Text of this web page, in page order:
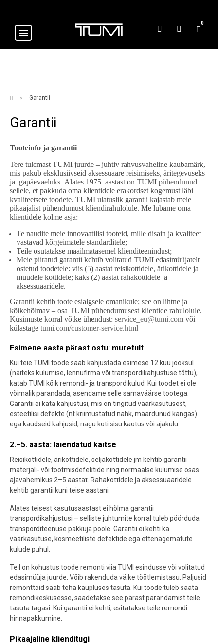
0
Garantii
Garantii
Tooteinfo ja garantii
Tere tulemast TUMI juurde – juhtiv rahvusvaheline kaubamärk,
mis pakub eksklusiivseid aksessuaare reisimiseks, äritegevuseks
ja igapäevaeluks. Alates 1975. aastast on TUMI pühendunud
sellele, et pakkuda oma klientidele erakordset kogemust läbi
kvaliteetsete toodete. TUMI ulatuslik garantii kajastab meie
pikaajalist pühendumust kliendirahulolule. Me lubame oma
klientidele kolme asja:
Te naudite meie innovaatilisi tooteid, mille disain ja kvaliteet
vastavad kõrgeimatele standarditele;
Teile osutatakse maailmatasemel klienditeenindust;
Meie piiratud garantii kehtib volitatud TUMI edasimüüjatelt
ostetud toodetele: viis (5) aastat reisikottidele, ärikottidele ja
muudele kottidele; kaks (2) aastat rahakottidele ja
aksessuaaridele.
Garantii kehtib toote esialgsele omanikule; see on lihtne ja
kõikehõlmav – osa TUMI pühendumusest klientide rahulolule.
Küsimuste korral võtke ühendust: service_eu@tumi.com või
külastage tumi.com/customer-service.html
Esimene aasta pärast ostu: muretult
Kui teie TUMI toode saab kahjustada esimese 12 kuu jooksul
(näiteks kulumise, lennufirma või transpordikahjustuse tõttu),
katab TUMI kõik remondi- ja transpordikulud. Kui toodet ei ole
võimalik parandada, asendame selle samaväärse tootega.
Garantii ei kata kahjustusi, mis on tingitud väärkasutusest,
esteetilisi defekte (nt kriimustatud nahk, määrdunud kangas)
ega kaudseid kahjusid, nagu koti sisu kaotus või ajakulu.
2.–5. aasta: laiendatud kaitse
Reisikottidele, ärikottidele, seljakottidele jm kehtib garantii
materjali- või tootmisdefektide ning normaalse kulumise osas
ajavahemikus 2–5 aastat. Rahakottidele ja aksessuaaridele
kehtib garantii kuni teise aastani.
Alates teisest kasutusaastast ei hõlma garantii
transpordikahjustusi – selliste juhtumite korral tuleb pöörduda
transporditeenuse pakkuja poole. Garantii ei kehti ka
väärkasutuse, kosmeetiliste defektide ega ettenägematute
kulude puhul.
Teil on kohustus toode remonti viia TUMI esindusse või volitatud
edasimüüja juurde. Võib rakenduda väike töötlemistasu. Paljusid
remonttöid saab teha kaupluses tasuta. Kui toode tuleb saata
remondikeskusesse, saadetakse see pärast parandamist teile
tasuta tagasi. Kui garantii ei kehti, esitatakse teile remondi
hinnapakkumine.
Pikaajaline klienditugi